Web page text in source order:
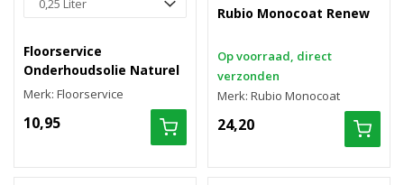
Floorservice
Onderhoudsolie Naturel
Merk: Floorservice
10,95
Rubio Monocoat Renew
Op voorraad, direct
verzonden
Merk: Rubio Monocoat
24,20